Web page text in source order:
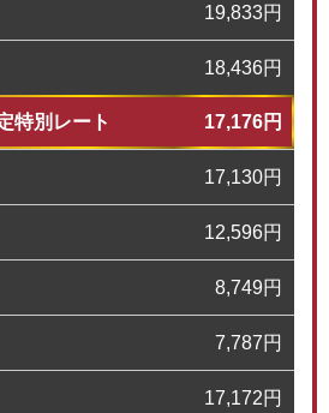
19,833円
18,436円
特別レート 17,176円
17,130円
12,596円
8,749円
7,787円
17,172円